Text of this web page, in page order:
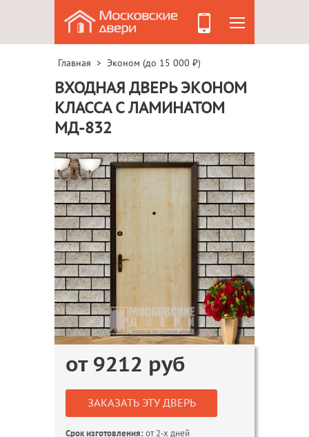
Главная > Эконом (до 15 000 ₽)
ВХОДНАЯ ДВЕРЬ ЭКОНОМ
КЛАССА С ЛАМИНАТОМ
МД-832
от 9212 руб
ЗАКАЗАТЬ ЭТУ ДВЕРЬ
Срок изготовления:от 2-х дней